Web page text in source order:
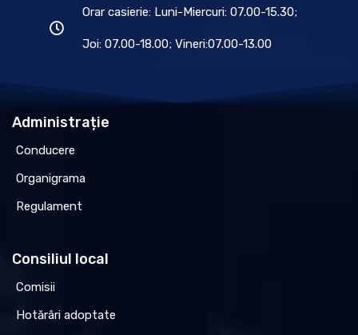
Orar casierie: Luni-Miercuri: 07.00-15.30;
Joi: 07.00-18.00; Vineri:07.00-13.00
Administrație
Conducere
Organigrama
Regulament
Consiliul local
Comisii
Hotărâri adoptate